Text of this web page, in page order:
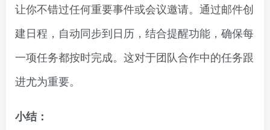
让你不错过任何重要事件或会议邀请。通过邮件创
建日程，自动同步到日历，结合提醒功能，确保每
一项任务都按时完成。这对于团队合作中的任务跟
进尤为重要。
小结：